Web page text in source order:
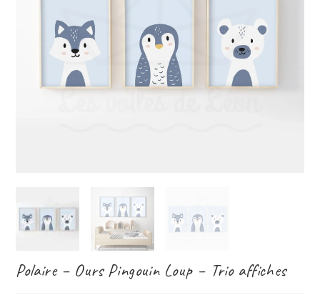
Polaire – Ours Pingouin Loup – Trio affiches